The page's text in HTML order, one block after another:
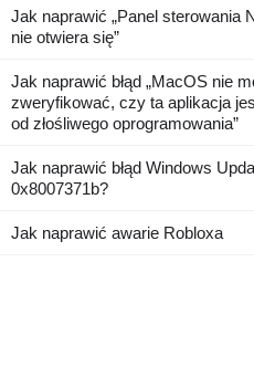
Jak naprawić „Panel sterowania
nie otwiera się”
Jak naprawić błąd „MacOS nie
zweryfikować, czy ta aplikacja
od złośliwego oprogramowania”
Jak naprawić błąd Windows
0x8007371b?
Jak naprawić awarie Robloxa